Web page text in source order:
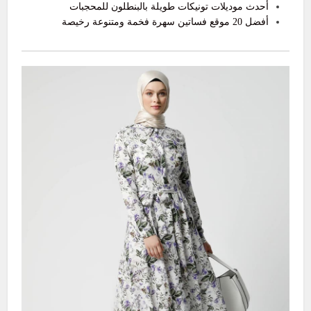
أحدث موديلات تونيكات طويلة بالبنطلون للمحجبات
أفضل 20 موقع فساتين سهرة فخمة ومتنوعة رخيصة